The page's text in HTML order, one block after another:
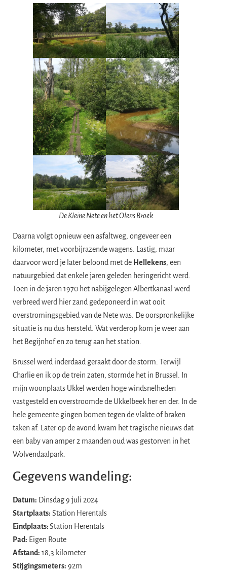
De Kleine Nete en het Olens Broek
Daarna volgt opnieuw een asfaltweg, ongeveer een
kilometer, met voorbijrazende wagens. Lastig, maar
daarvoor word je later beloond met de Hellekens, een
natuurgebied dat enkele jaren geleden heringericht werd.
Toen in de jaren 1970 het nabijgelegen Albertkanaal werd
verbreed werd hier zand gedeponeerd in wat ooit
overstromingsgebied van de Nete was. De oorspronkelijke
situatie is nu dus hersteld. Wat verderop kom je weer aan
het Begijnhof en zo terug aan het station.
Brussel werd inderdaad geraakt door de storm. Terwijl
Charlie en ik op de trein zaten, stormde het in Brussel. In
mijn woonplaats Ukkel werden hoge windsnelheden
vastgesteld en overstroomde de Ukkelbeek her en der. In de
hele gemeente gingen bomen tegen de vlakte of braken
taken af. Later op de avond kwam het tragische nieuws dat
een baby van amper 2 maanden oud was gestorven in het
Wolvendaalpark.
Gegevens wandeling:
Datum: Dinsdag 9 juli 2024
Startplaats: Station Herentals
Eindplaats:Station Herentals
Pad: Eigen Route
Afstand: 18,3 kilometer
Stijgingsmeters: 92m